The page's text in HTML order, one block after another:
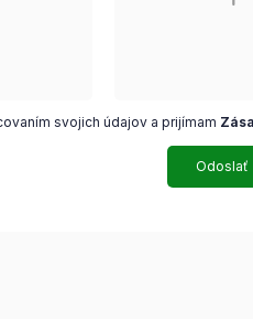
svojich údajov a prijímam
Odoslať